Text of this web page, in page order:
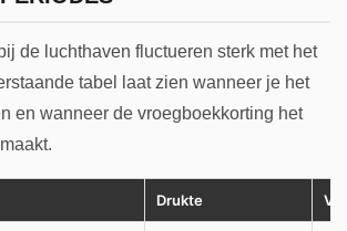
de luchthaven fluctueren sterk met het
tabel laat zien wanneer je het
en wanneer de vroegboekkorting het
Drukte